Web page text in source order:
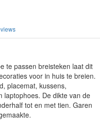
te passen breisteken laat dit
voor in huis te breien.
placemat, kussens,
laptophoes. De dikte van de
tot en met tien. Garen